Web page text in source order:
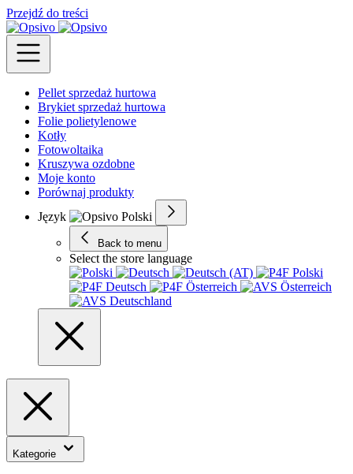
Przejdź do treści
Pellet sprzedaż hurtowa
Brykiet sprzedaż hurtowa
Folie polietylenowe
Kotły
Fotowoltaika
Kruszywa ozdobne
Moje konto
Porównaj produkty
Język
Back to menu
Select the store language
Kategorie